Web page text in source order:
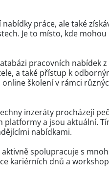
práce, ale také
Je to místo, kde
pracovních nabídek
a také přístup k
školení v rámci
inzeráty procházejí
a jsou aktuální.
nabídkami.
spolupracuje s
kariérních dnů a